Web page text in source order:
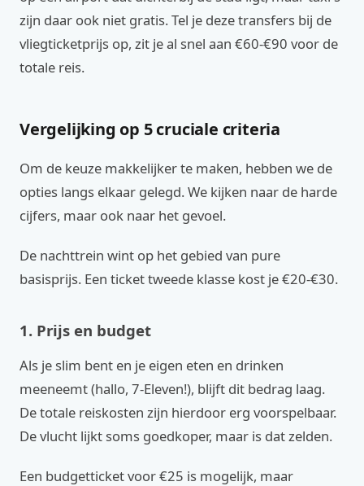
zijn daar ook niet gratis. Tel je deze transfers bij de
vliegticketprijs op, zit je al snel aan €60-€90 voor de
totale reis.
Vergelijking op 5 cruciale criteria
Om de keuze makkelijker te maken, hebben we de
opties langs elkaar gelegd. We kijken naar de harde
cijfers, maar ook naar het gevoel.
De nachttrein wint op het gebied van pure
basisprijs. Een ticket tweede klasse kost je €20-€30.
1. Prijs en budget
Als je slim bent en je eigen eten en drinken
meeneemt (hallo, 7-Eleven!), blijft dit bedrag laag.
De totale reiskosten zijn hierdoor erg voorspelbaar.
De vlucht lijkt soms goedkoper, maar is dat zelden.
Een budgetticket voor €25 is mogelijk, maar